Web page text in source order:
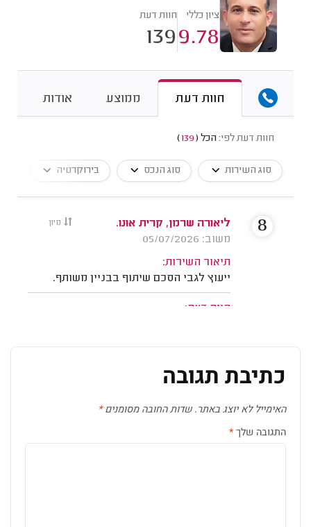
כתיבת תגובה
האימייל לא יוצג באתר. שדות החובה מסומנים*
התגובה שלך*